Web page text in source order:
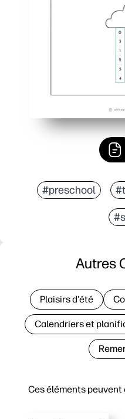
#preschool
Ces éléments
Autres
Plaisirs d'été
Calendriers et